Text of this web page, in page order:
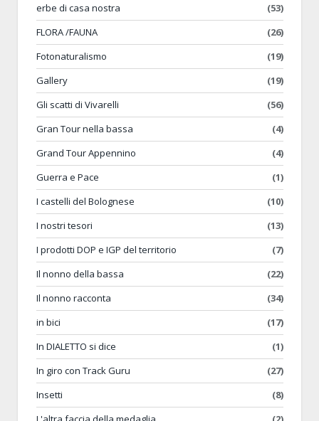
erbe di casa nostra
(53)
FLORA /FAUNA
(26)
Fotonaturalismo
(19)
Gallery
(19)
Gli scatti di Vivarelli
(56)
Gran Tour nella bassa
(4)
Grand Tour Appennino
(4)
Guerra e Pace
(1)
I castelli del Bolognese
(10)
I nostri tesori
(13)
I prodotti DOP e IGP del territorio
(7)
Il nonno della bassa
(22)
Il nonno racconta
(34)
in bici
(17)
In DIALETTO si dice
(1)
In giro con Track Guru
(27)
Insetti
(8)